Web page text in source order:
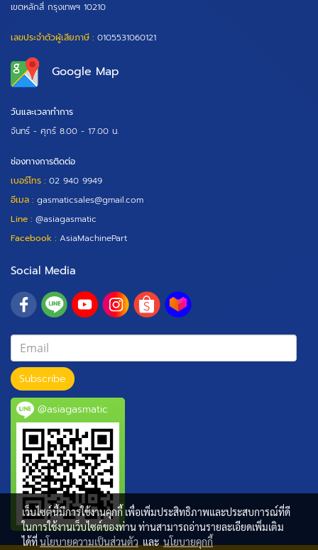
เขตหลักสี่ กรุงเทพฯ 10210
เลขประจำตัวผู้เสียภาษี : 0105531060121
Google Map
วันและเวลาทำการ
จันทร์ - ศุกร์ 8.00 - 17.00 น.
ช่องทางการติดต่อ
เบอร์โทร : 02 940 9949
อีเมล : gasmaticsales@gmail.com
Line : @asiagasmatic
Facebook : AsiaMachinePart
Social Media
Subscribe
@asiagasmatic
เว็บไซต์นี้มีการใช้งานคุกกี้ เพื่อเพิ่มประสิทธิภาพและประสบการณ์ที่ดี
ในการใช้งานเว็บไซต์ของท่าน ท่านสามารถอ่านรายละเอียดเพิ่มเติม
ได้ที่นโยบายความเป็นส่วนตัว และ นโยบายคุกกี้